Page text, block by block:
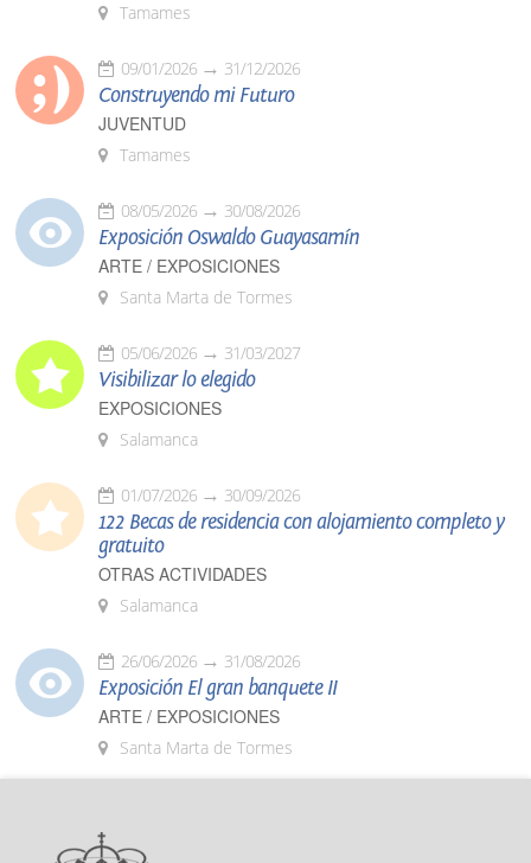
Tamames
09/01/2026 31/12/2026
Construyendo mi Futuro
JUVENTUD
Tamames
08/05/2026 30/08/2026
Exposición Oswaldo Guayasamín
ARTE / EXPOSICIONES
Santa Marta de Tormes
05/06/2026 31/03/2027
Visibilizar lo elegido
EXPOSICIONES
Salamanca
01/07/2026 30/09/2026
122 Becas de residencia con alojamiento completo y
gratuito
OTRAS ACTIVIDADES
Salamanca
26/06/2026 31/08/2026
Exposición El gran banquete II
ARTE / EXPOSICIONES
Santa Marta de Tormes